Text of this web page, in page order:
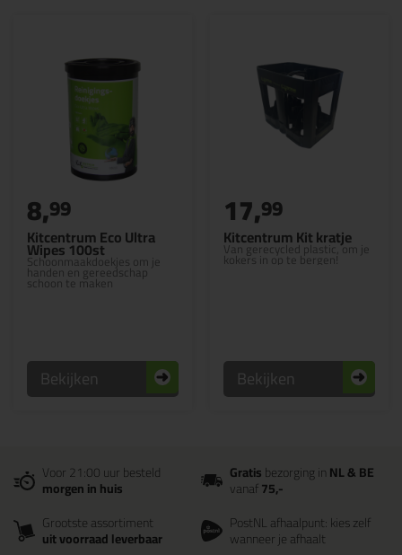
Kitcentrum Eco Ultra
Wipes 100st
Schoonmaakdoekjes om je
handen en gereedschap
schoon te maken
8,99
Bekijken
Kitcentrum Kit kratje
Van gerecycled plastic, om je
kokers in op te bergen!
17,99
Bekijken
Voor 21:00 uur besteld
morgen in huis
Gratisbezorging inNL & BE
vanaf75,-
Grootste assortiment
uit voorraad leverbaar
PostNL afhaalpunt: kies zelf
wanneer je afhaalt